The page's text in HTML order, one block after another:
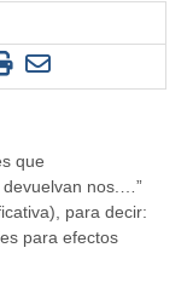
que
nos.…”
para decir:
para efectos